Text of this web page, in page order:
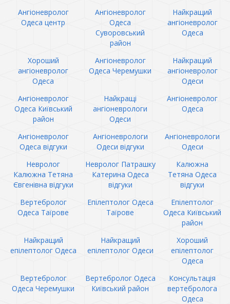
Ангіоневролог
Одеса центр
Ангіоневролог
Одеса
Суворовський
район
Найкращий
ангіоневролог
Одеса
Хороший
ангіоневролог
Одеса
Ангіоневролог
Одеса Черемушки
Найкращий
ангіоневролог
Одеси
Ангіоневролог
Одеса Київський
район
Найкращі
ангіоневрологи
Одеси
Ангіоневролог
Одеса
Ангіоневролог
Одеса відгуки
Ангіоневрологи
Одеси відгуки
Ангіоневрологи
Одеси
Невролог
Калюжна Тетяна
Євгенівна відгуки
Невролог Патрашку
Катерина Одеса
відгуки
Калюжна
Тетяна Одеса
відгуки
Вертебролог
Одеса Таїрове
Епілептолог Одеса
Таїрове
Епілептолог
Одеса Київський
район
Найкращий
епілептолог Одеса
Найкращий
епілептолог Одеси
Хороший
епілептолог
Одеса
Вертебролог
Одеса Черемушки
Вертебролог Одеса
Київський район
Консультація
вертебролога
Одеса